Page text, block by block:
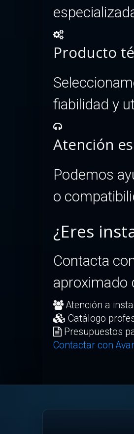
Producto
fiabilidad y
Atención
Podemos
o
¿Eres
Contacta
aproximado
Atención a
Catálogo
Presupuestos
Contactar con